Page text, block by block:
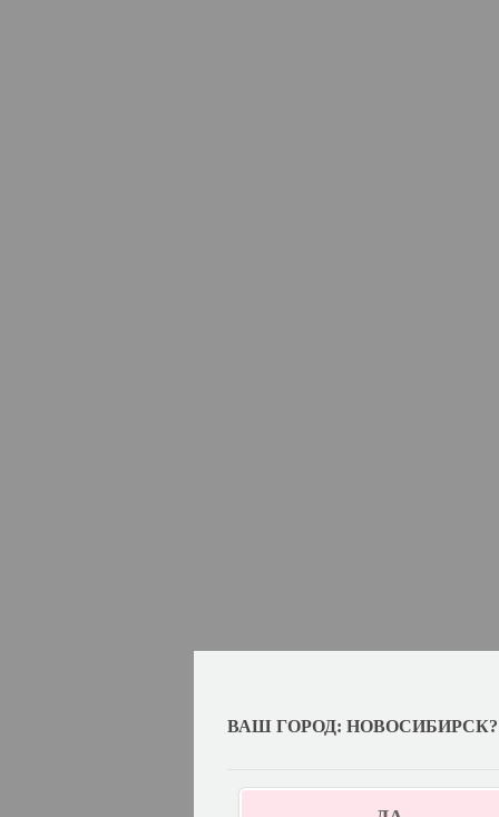
ВАШ ГОРОД: НОВОСИБИРСК?